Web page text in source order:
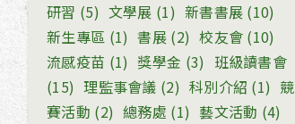
研習 (5) 文學展 (1) 新書書展 (10)
新生專區 (1) 書展 (2) 校友會 (10)
流感疫苗 (1) 獎學金 (3) 班級讀書會
(15) 理監事會議 (2) 科別介紹 (1) 競
賽活動 (2) 總務處 (1) 藝文活動 (4)